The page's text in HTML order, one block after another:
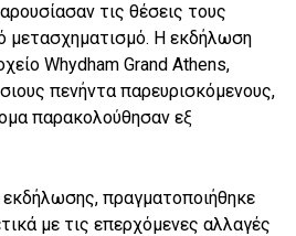
τις θέσεις τους
μετασχηματισμό. Η εκδήλωση
Whydham Grand Athens,
πενήντα παρευρισκόμενους,
παρακολούθησαν εξ
πραγματοποιήθηκε
με τις επερχόμενες αλλαγές